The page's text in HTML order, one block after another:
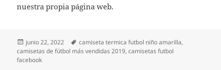
nuestra propia página web.
Publicado
el
junio 22, 2022 Etiquetas
camiseta termica futbol niño amarilla,
camisetas de fútbol más vendidas 2019,camisetas futbol
facebook